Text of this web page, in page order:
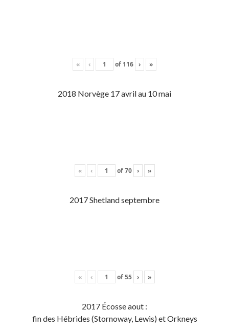
« ‹ of 116 › »
2018 Norvège 17 avril au 10 mai
« ‹ of70 › »
2017 Shetland septembre
« ‹ of55 › »
2017 Écosse aout :
fin des Hébrides (Stornoway, Lewis) et Orkneys